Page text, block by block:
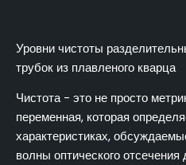
Уровни чистоты
трубок из плавленого кварца
Чистота - это не просто
переменная, которая
характеристиках,
волны оптического